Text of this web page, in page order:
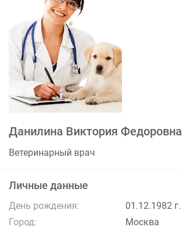
Данилина Виктория Федоровна
Ветеринарный врач
Личные данные
День рождения:
01.12.1982 г.
Город:
Москва